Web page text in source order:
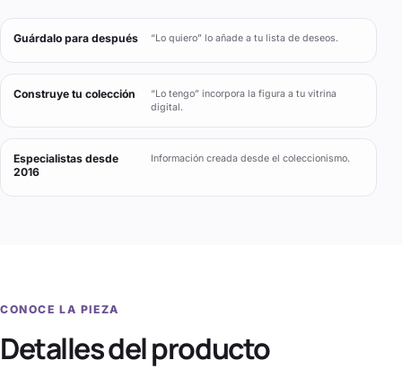
Guárdalo para después “Lo quiero” lo añade a tu lista de deseos.
Construye tu colección
“Lo tengo” incorpora la figura a tu vitrina
digital.
Especialistas desde
2016
Información creada desde el coleccionismo.
CONOCE LA PIEZA
Detalles del producto